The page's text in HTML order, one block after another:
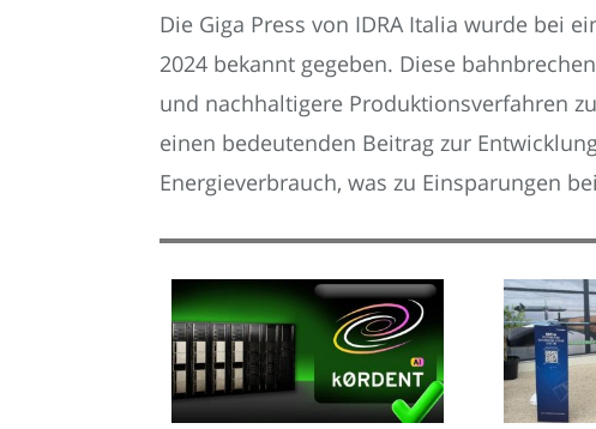
Die Giga Press von IDRA Italia wurde bei
2024 bekannt gegeben. Diese
und nachhaltigere Produktionsverfahren
einen bedeutenden Beitrag zur
Energieverbrauch, was zu Einsparungen